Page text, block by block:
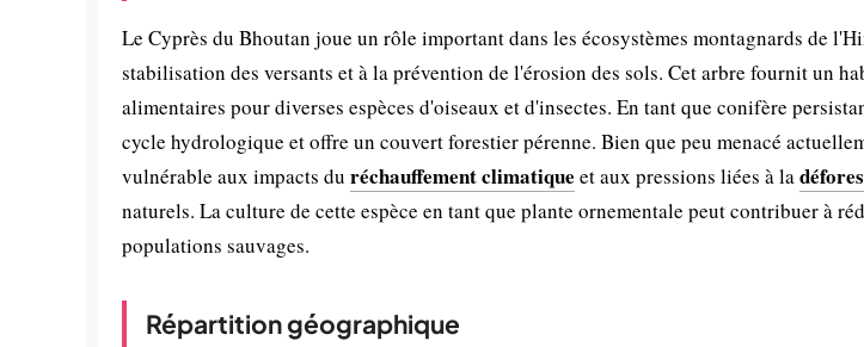
Le Cyprès du Bhoutan joue un rôle important dans les écosystèmes montagnards de
stabilisation des versants et à la prévention de l'érosion des sols. Cet arbre fournit un
alimentaires pour diverses espèces d'oiseaux et d'insectes. En tant que conifère
cycle hydrologique et offre un couvert forestier pérenne. Bien que peu menacé
vulnérable aux impacts du réchauffement climatique et aux pressions liées à la
naturels. La culture de cette espèce en tant que plante ornementale peut contribuer à
populations sauvages.
Répartition géographique